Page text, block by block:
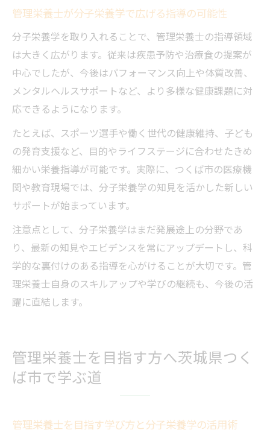
管理栄養士が分子栄養学で広げる指導の可能性
分子栄養学を取り入れることで、管理栄養士の指導領域
は大きく広がります。従来は疾患予防や治療食の提案が
中心でしたが、今後はパフォーマンス向上や体質改善、
メンタルヘルスサポートなど、より多様な健康課題に対
応できるようになります。
たとえば、スポーツ選手や働く世代の健康維持、子ども
の発育支援など、目的やライフステージに合わせたきめ
細かい栄養指導が可能です。実際に、つくば市の医療機
関や教育現場では、分子栄養学の知見を活かした新しい
サポートが始まっています。
注意点として、分子栄養学はまだ発展途上の分野であ
り、最新の知見やエビデンスを常にアップデートし、科
学的な裏付けのある指導を心がけることが大切です。管
理栄養士自身のスキルアップや学びの継続も、今後の活
躍に直結します。
管理栄養士を目指す方へ茨城県つく
ば市で学ぶ道
管理栄養士を目指す学び方と分子栄養学の活用術